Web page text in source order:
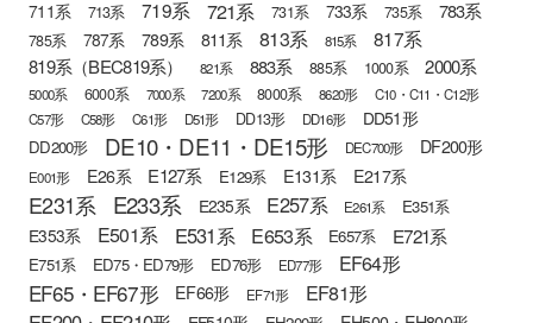
711系 713系 719系 721系 731系 733系 735系 783系
785系 787系 789系 811系 813系 815系 817系
819系（BEC819系） 821系 883系 885系 1000系 2000系
5000系 6000系 7000系 7200系 8000系 8620形
C10・C11・C12形
C57形
C58形 C61形 D51形 DD13形 DD16形 DD51形
DD200形 DE10・DE11・DE15形 DEC700形 DF200形
E001形 E26系 E127系 E129系 E131系 E217系
E231系 E233系 E235系 E257系 E261系 E351系
E353系 E501系 E531系 E653系 E657系 E721系
E751系 ED75・ED79形 ED76形 ED77形 EF64形
EF65・EF67形 EF66形 EF71形
EF81形